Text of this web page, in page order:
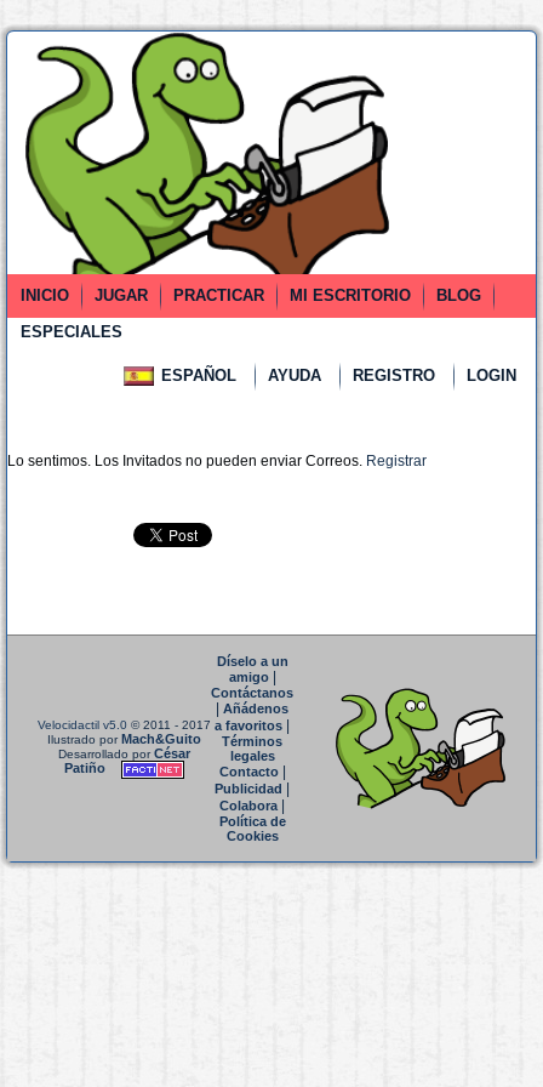
INICIO JUGAR PRACTICAR MI ESCRITORIO
BLOG
ESPECIALES
ESPAÑOL AYUDA REGISTRO LOGIN
Lo sentimos. Los Invitados no pueden enviar Correos. Registrar
Velocidactil v5.0 © 2011 - 2017
Ilustrado porMach&Guito
Desarrollado porCésar
Patiño
Díselo a un
amigo|
Contáctanos
Añádenos
a favoritos
Términos
legales
Contacto|
Publicidad
Colabora|
Política de
Cookies